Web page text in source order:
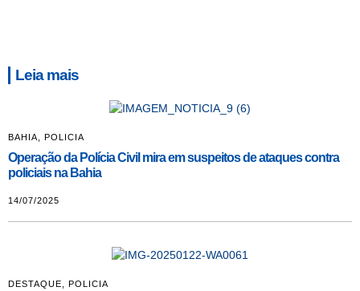
Leia mais
BAHIA, POLICIA
Operação da Polícia Civil mira em suspeitos de ataques contra
policiais na Bahia
14/07/2025
DESTAQUE POLICIA